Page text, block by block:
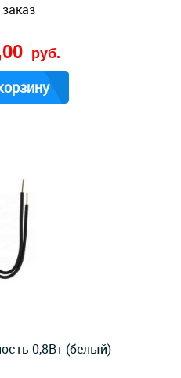
руб.
0,8Вт (белый)